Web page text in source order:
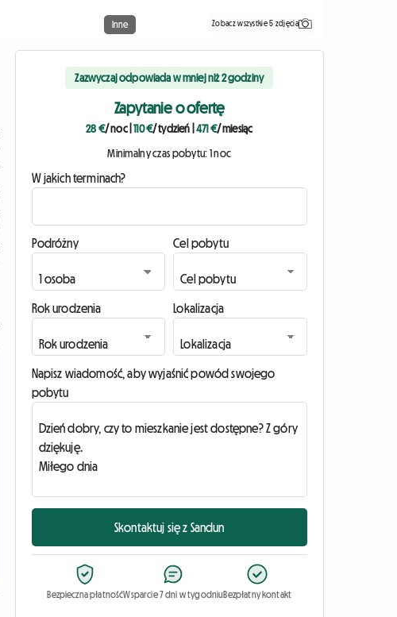
Inne Zobacz wszystkie 5 zdjęcia
Zazwyczaj odpowiada w mniej niż 2 godziny
Zapytanie o ofertę
28 €/ noc|110 €/ tydzień 471 €/ miesiąc
Minimalny czas pobytu: 1 noc
W jakich terminach?
Podróżny Cel pobytu
Rok urodzenia Lokalizacja
Napisz wiadomość, aby wyjaśnić powód swojego
pobytu
Skontaktuj się z Sandun
Bezpieczna płatnośćWsparcie 7 dni w tygodniuBezpłatny kontakt